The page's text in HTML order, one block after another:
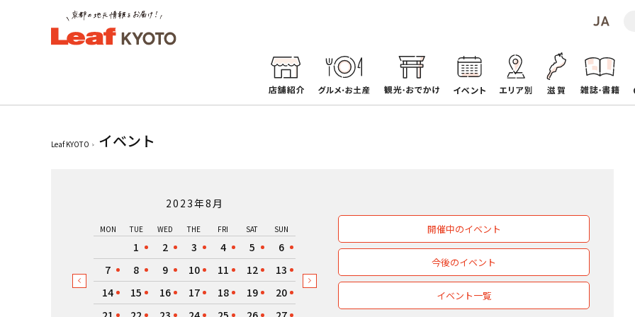
Leaf KYOTO イベント
2023年8月
MON TUE WED THE FRI SAT SUN
1 2 3 4 5
6
7
8 9 10 11 12
13
14
15 16 17 18 19
20
開催中のイベント
今後のイベント
イベント一覧